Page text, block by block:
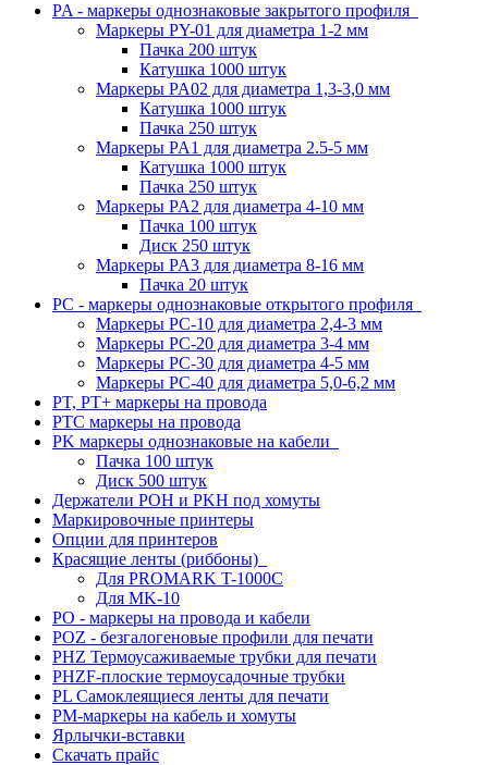
PA - маркеры однознаковые закрытого профиля
Маркеры PY-01 для диаметра 1-2 мм
Пачка 200 штук
Катушка 1000 штук
Маркеры PA02 для диаметра 1,3-3,0 мм
Катушка 1000 штук
Пачка 250 штук
Маркеры PA1 для диаметра 2.5-5 мм
Катушка 1000 штук
Пачка 250 штук
Маркеры PA2 для диаметра 4-10 мм
Пачка 100 штук
Диск 250 штук
Маркеры PA3 для диаметра 8-16 мм
Пачка 20 штук
PC - маркеры однознаковые открытого профиля
Маркеры PC-10 для диаметра 2,4-3 мм
Маркеры PC-20 для диаметра 3-4 мм
Маркеры PC-30 для диаметра 4-5 мм
Маркеры PC-40 для диаметра 5,0-6,2 мм
PT, PT+ маркеры на провода
PTC маркеры на провода
PK маркеры однознаковые на кабели
Пачка 100 штук
Диск 500 штук
Держатели POH и PKH под хомуты
Маркировочные принтеры
Опции для принтеров
Красящие ленты (риббоны)
Для PROMARK T-1000C
Для MK-10
PO - маркеры на провода и кабели
POZ - безгалогеновые профили для печати
PHZ Термоусаживаемые трубки для печати
PHZF-плоские термоусадочные трубки
PL Самоклеящиеся ленты для печати
PM-маркеры на кабель и хомуты
Ярлычки-вставки
Скачать прайс